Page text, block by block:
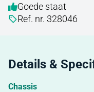
Goede staat
Ref. nr. 328046
Details &
Chassis